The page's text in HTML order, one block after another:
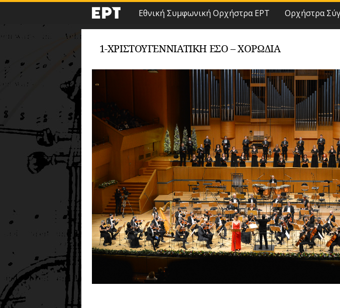
Εθνική Συμφωνική Ορχήστρα ΕΡΤ Ορχήστρα
1-ΧΡΙΣΤΟΥΓΕΝΝΙΆΤΙΚΗ ΕΣΟ – ΧΟΡΩΔΊΑ